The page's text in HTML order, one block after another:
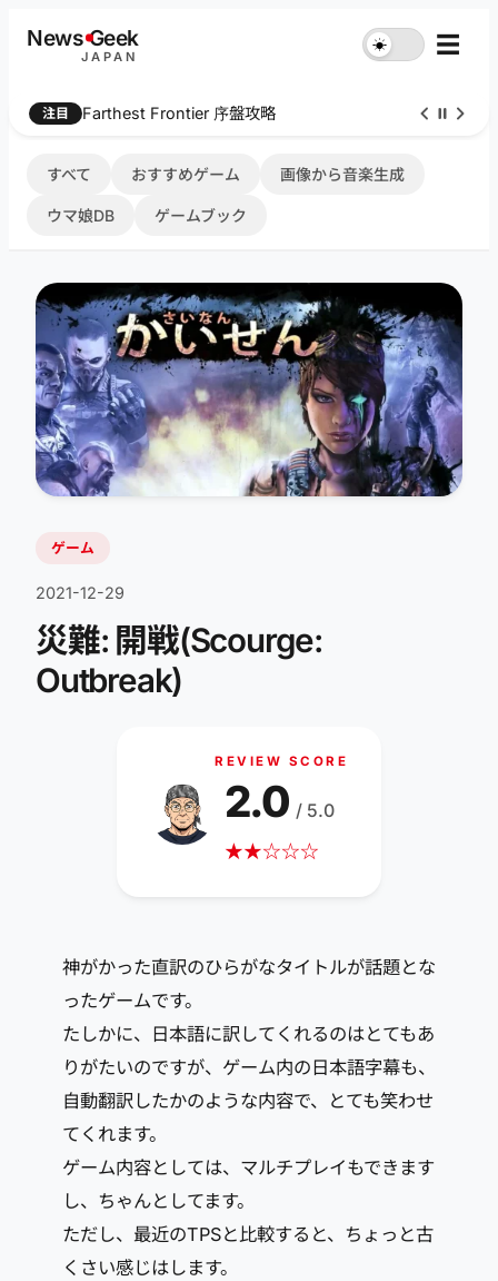
NewsGeek
JAPAN
☀︎ ☰
注目 Farthest Frontier 序盤攻略
すべて おすすめゲーム 画像から音楽生成
ウマ娘DB ゲームブック
ゲーム
2021-12-29
災難: 開戦(Scourge:
Outbreak)
REVIEW SCORE
★★☆☆☆
2.0 / 5.0
神がかった直訳のひらがなタイトルが話題とな
ったゲームです。
たしかに、日本語に訳してくれるのはとてもあ
りがたいのですが、ゲーム内の日本語字幕も、
自動翻訳したかのような内容で、とても笑わせ
てくれます。
ゲーム内容としては、マルチプレイもできます
し、ちゃんとしてます。
ただし、最近のTPSと比較すると、ちょっと古
くさい感じはします。